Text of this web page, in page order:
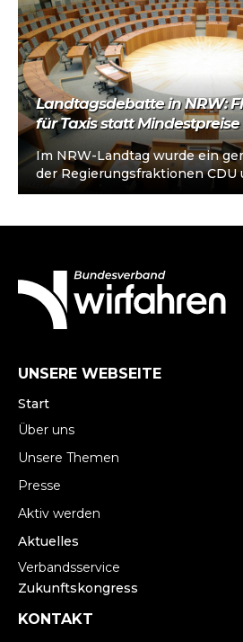
Landtagsdebatte in NRW:
für Taxis statt
Im NRW-Landtag wurde ein
der Regierungsfraktionen CDU
90/DIE GRÜNEN über die
UNSERE WEBSEITE
Start
Über uns
Unsere Themen
Presse
Aktiv werden
Aktuelles
Verbandsservice
Zukunftskongress
KONTAKT